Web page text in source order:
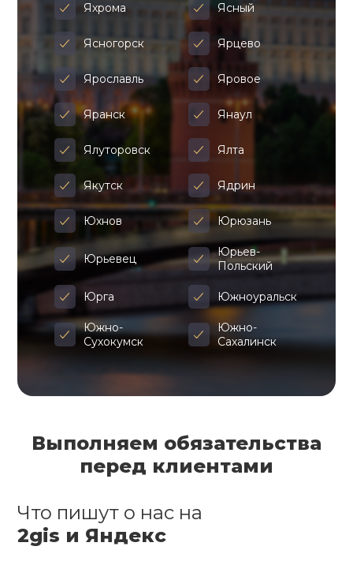
Яхрома Ясный
Ясногорск Ярцево
Ярославль Яровое
Яранск Янаул
Ялуторовск Ялта
Якутск Ядрин
Юхнов Юрюзань
Юрьевец
Юрьев-
Польский
Юрга Южноуральск
Южно-
Сухокумск
Южно-
Сахалинск
Выполняем обязательства
перед клиентами
Что пишут о нас на
2gis и Яндекс